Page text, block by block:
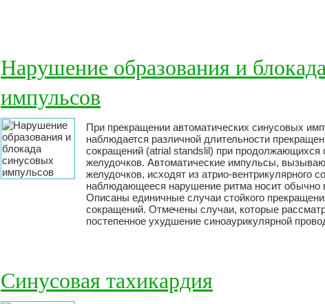
Нарушение образования и
импульсов
При прекращении автоматических синусовых
наблюдается различной длительности
сокращений (atrial standslil) при продолжающихся
желудочков. Автоматические импульсы,
желудочков, исходят из атрио-вентрикулярного
наблюдающееся нарушение ритма носит обычно
Описаны единичные случаи стойкого
сокращений. Отмечены случаи, которые
постепенное ухудшение синоаурикулярной
Синусовая тахикардия